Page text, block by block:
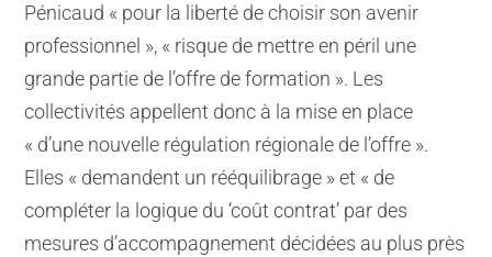
Pénicaud « pour la liberté de choisir son avenir
professionnel », « risque de mettre en péril une
grande partie de l’offre de formation ». Les
collectivités appellent donc à la mise en place
« d’une nouvelle régulation régionale de l’offre ».
Elles « demandent un rééquilibrage » et « de
compléter la logique du ‘coût contrat’ par des
mesures d’accompagnement décidées au plus près